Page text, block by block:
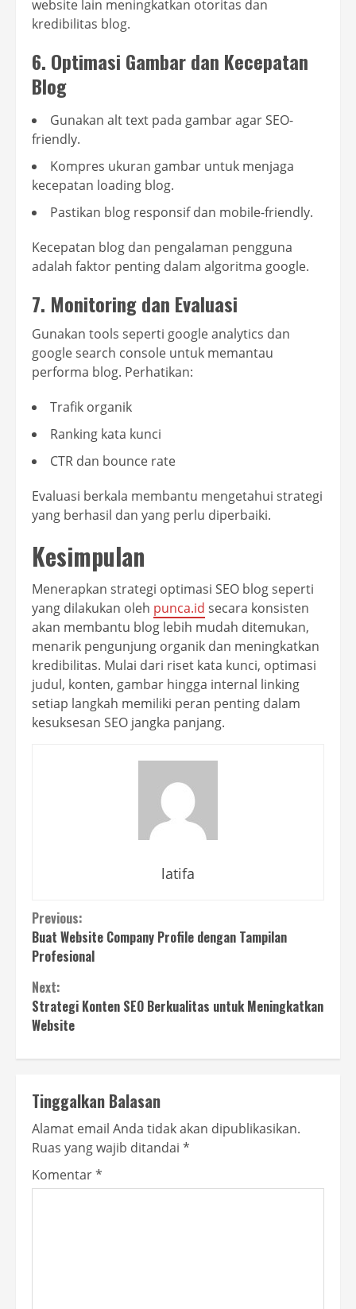
website lain meningkatkan otoritas dan
kredibilitas blog.
6. Optimasi Gambar dan Kecepatan
Blog
Gunakan alt text pada gambar agar SEO-
friendly.
Kompres ukuran gambar untuk menjaga
kecepatan loading blog.
Pastikan blog responsif dan mobile-friendly.
Kecepatan blog dan pengalaman pengguna
adalah faktor penting dalam algoritma google.
7. Monitoring dan Evaluasi
Gunakan tools seperti google analytics dan
google search console untuk memantau
performa blog. Perhatikan:
Trafik organik
Ranking kata kunci
CTR dan bounce rate
Evaluasi berkala membantu mengetahui strategi
yang berhasil dan yang perlu diperbaiki.
Kesimpulan
Menerapkan strategi optimasi SEO blog seperti
yang dilakukan oleh punca.id secara konsisten
akan membantu blog lebih mudah ditemukan,
menarik pengunjung organik dan meningkatkan
kredibilitas. Mulai dari riset kata kunci, optimasi
judul, konten, gambar hingga internal linking
setiap langkah memiliki peran penting dalam
kesuksesan SEO jangka panjang.
latifa
Continue
Reading
Previous:
Buat Website Company Profile dengan Tampilan
Profesional
Next:
Strategi Konten SEO Berkualitas untuk Meningkatkan
Website
Tinggalkan Balasan
Alamat email Anda tidak akan dipublikasikan.
Ruas yang wajib ditandai *
Komentar*